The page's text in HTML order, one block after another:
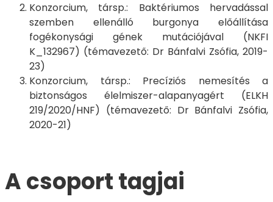
Konzorcium, társp.: Baktériumos hervadással
szemben ellenálló burgonya előállítása
fogékonysági gének mutációjával (NKFI
K_132967) (témavezető: Dr Bánfalvi Zsófia, 2019-
23)
Konzorcium, társp.: Precíziós nemesítés a
biztonságos élelmiszer-alapanyagért (ELKH
219/2020/HNF) (témavezető: Dr Bánfalvi Zsófia,
2020-21)
A csoport tagjai​​​